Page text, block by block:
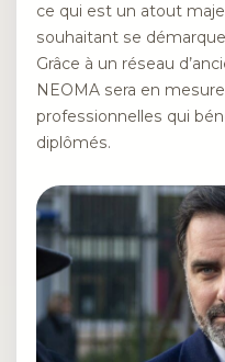
ce qui est un atout
souhaitant se
Grâce à un réseau
NEOMA sera en
professionnelles qui
diplômés.